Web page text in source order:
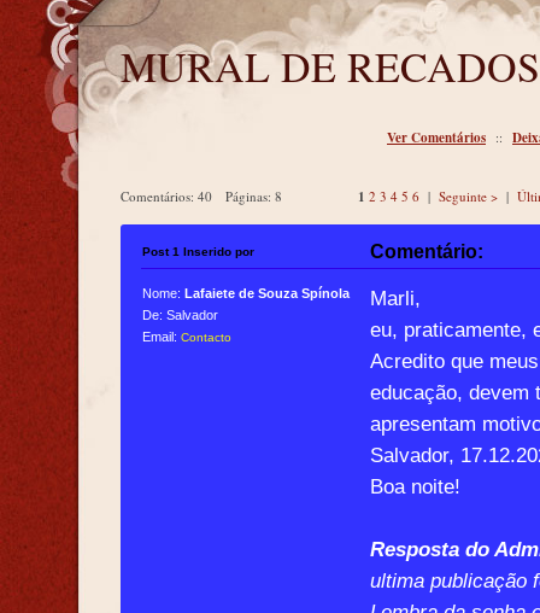
MURAL DE RECADOS
Ver Comentários ::
Comentários: 40 Páginas: 8 1 2 3 4 5 6 | Seguinte > |
Post 1 Inserido por Comentário:
Nome:Lafaiete de Souza Spínola
De: Salvador
Email:Contacto
Marli,
eu, praticamente,
Acredito que
educação, devem
apresentam
Salvador,
Boa noite!
Resposta do
ultima publicação